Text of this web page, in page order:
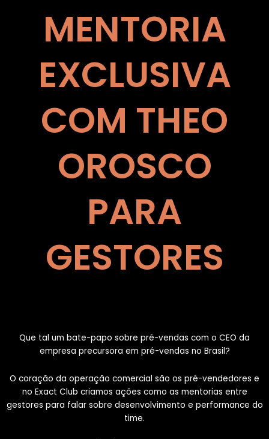
MENTORIA
EXCLUSIVA
COM THEO
OROSCO
PARA
GESTORES
Que tal um bate-papo sobre pré-vendas com o CEO da
empresa precursora em pré-vendas no Brasil?
O coração da operação comercial são os pré-vendedores e
no Exact Club criamos ações como as mentorias entre
gestores para falar sobre desenvolvimento e performance do
time.